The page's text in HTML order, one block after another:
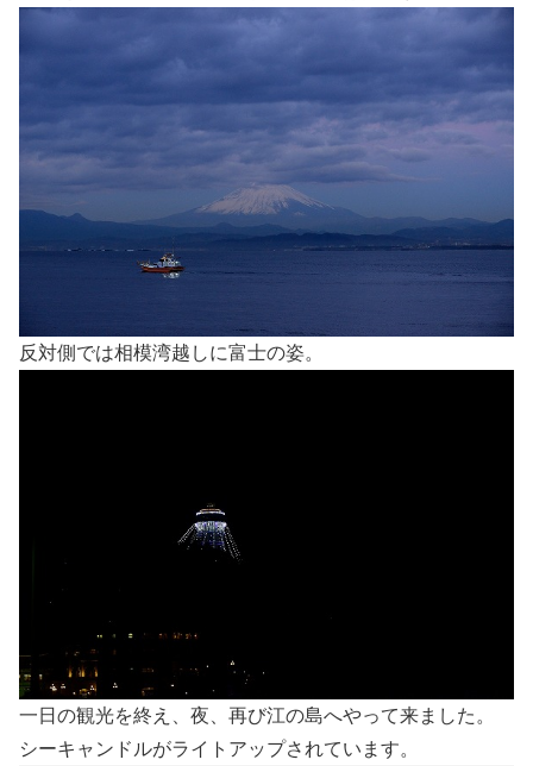
反対側では相模湾越しに富士の姿。
一日の観光を終え、夜、再び江の島へやって来ました。
シーキャンドルがライトアップされています。